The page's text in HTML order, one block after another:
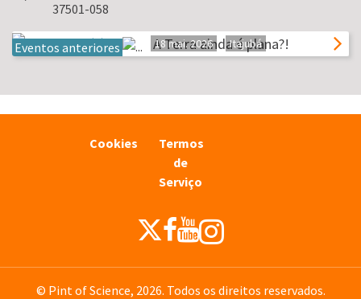
37501-058
Eventos anteriores A Terra ainda é plana?!
18 mai. 2026 Itajubá
Cookies
Termos
de
Serviço
© Pint of Science, 2026. Todos os direitos reservados.